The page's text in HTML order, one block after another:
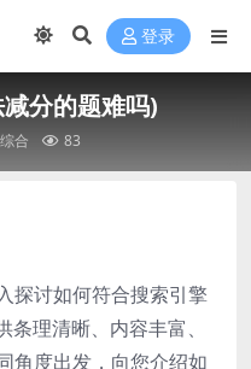
登录
分的题难吗)
综合 83
探讨如何符合搜索引擎
理清晰、内容丰富、
角度出发，向您介绍如